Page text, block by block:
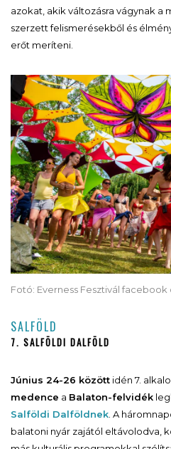
azokat, akik változásra vágynak a
szerzett felismerésekből és
erőt meríteni.
Fotó: Everness Fesztivál facebook
SALFÖLD
7. SALFÖLDI DALFÖLD
Június 24-26 között idén 7.
medence a Balaton-felvidék
Salföldi Dalföldnek. A
balatoni nyár zajától eltávolodva,